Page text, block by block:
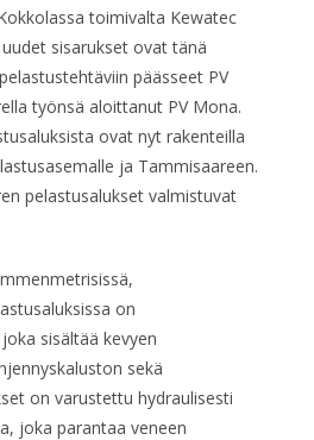
toimivalta Kewatec
sisarukset ovat tänä
päässeet PV
työnsä aloittanut PV Mona.
ovat nyt rakenteilla
ja Tammisaareen.
pelastusalukset valmistuvat
on
sisältää kevyen
sekä
on varustettu hydraulisesti
joka parantaa veneen